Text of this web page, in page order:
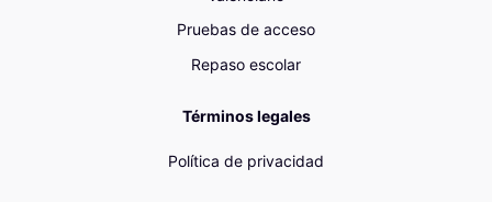
Pruebas de acceso
Repaso escolar
Términos legales
Política de privacidad